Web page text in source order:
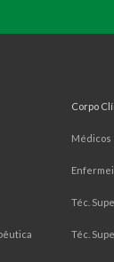
Corpo
Médicos
Téc.
Téc.